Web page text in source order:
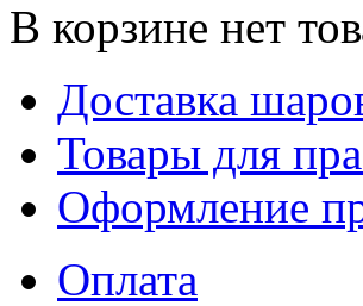
В корзине нет
Доставка
Товары для
Оформление
Оплата